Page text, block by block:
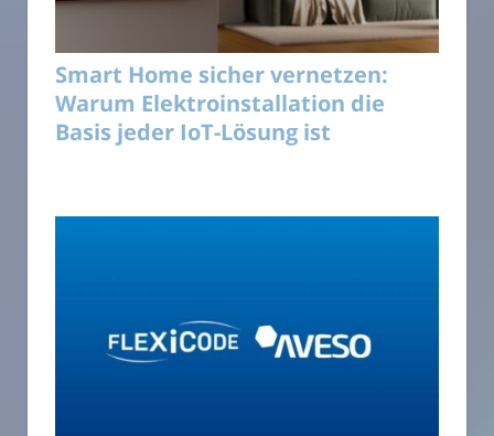
Smart Home sicher vernetzen:
Warum Elektroinstallation die
Basis jeder IoT-Lösung ist